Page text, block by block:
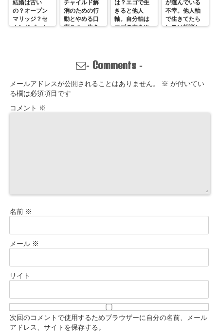
結婚は古い
の？オープン
マリッジ？セ
カンドパート
チャイルド解
消のための行
動とやめる口
癖５つ。生き
関係改善方法
はここにある
は？エゴで生
きると他人
軸。自分軸は
エゴの声をや
が選んでいる
不幸。他人軸
で生きてたら
レスは解消し
- Comments-
メールアドレスが公開されることはありません。 ※ が付いてい
る欄は必須項目です
コメント ※
名前 ※
メール ※
サイト
次回のコメントで使用するためブラウザーに自分の名前、メール
アドレス、サイトを保存する。